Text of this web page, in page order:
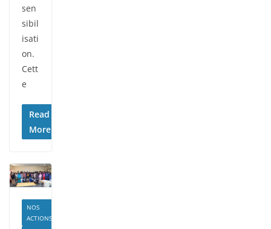
sen
sibil
isati
on.
Cett
e
Read
More
NOS
ACTIONS